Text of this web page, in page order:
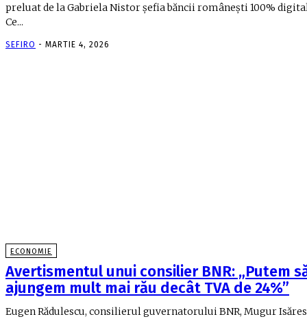
preluat de la Gabriela Nistor şefia băncii româneşti 100%
Ce...
SEFIRO - MARTIE 4, 2026
ECONOMIE
Avertismentul unui consilier BNR: „Putem
ajungem mult mai rău decât TVA de 24%”
Eugen Rădulescu, consilierul guvernatorului BNR, Mugur